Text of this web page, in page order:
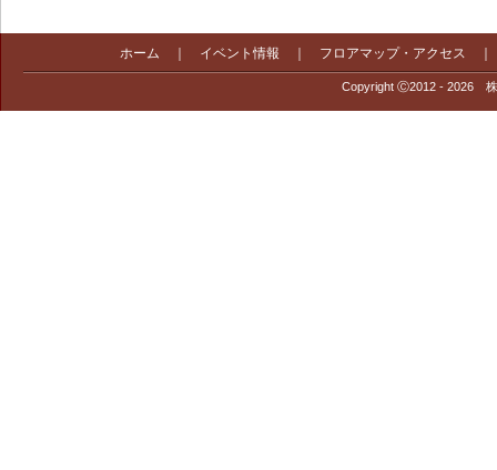
ホーム イベント情報 フロアマップ・アクセス
Copyright Ⓒ2012 - 2026 株